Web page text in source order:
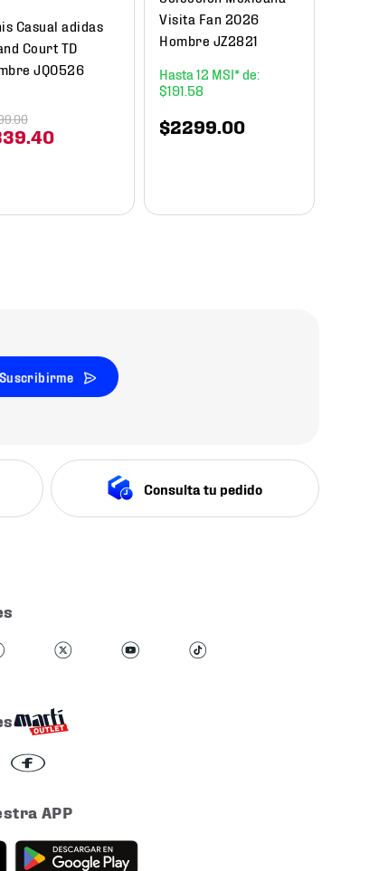
Casual adidas
Court TD
JQ0526
40
.00
Visita Fan 2026
Hombre JZ2821
12
$191 58
$2299 00
Suscribirme
Consulta tu pedido
APP